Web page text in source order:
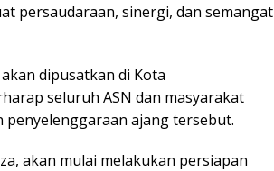
persaudaraan, sinergi, dan semangat
dipusatkan di Kota
seluruh ASN dan masyarakat
ajang tersebut.
akan mulai melakukan persiapan